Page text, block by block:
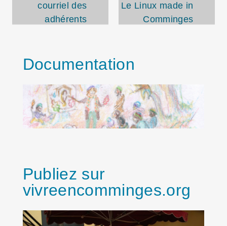
courriel des
adhérents
Le Linux made in
Comminges
Documentation
Publiez sur
vivreencomminges.org